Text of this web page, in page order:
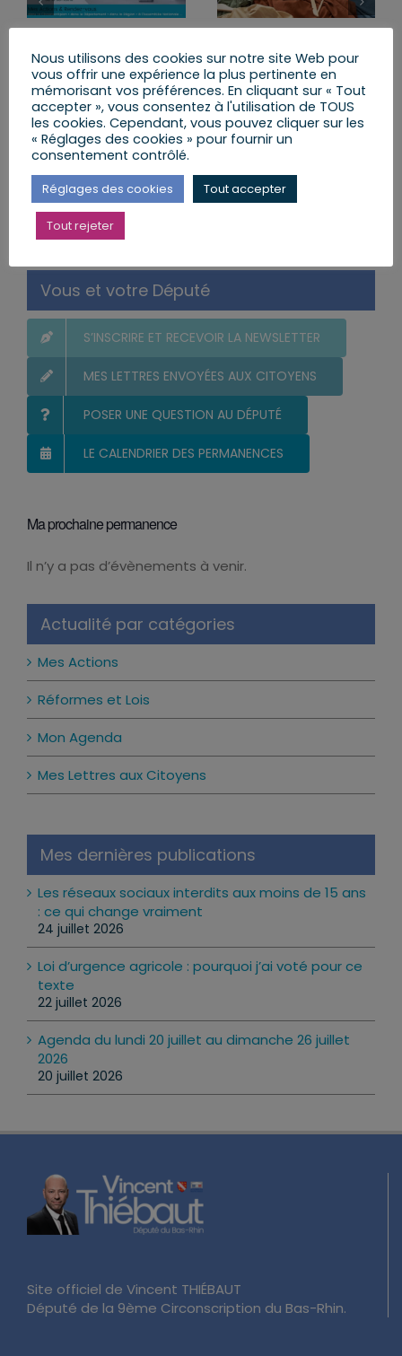
au dimanche 12 juillet
2026
lundi, 6 Juil 2026
fashion » : le texte
adopté à l’unanimité
lundi, 29 Juin 2026
Rechercher:
Vous et votre Député
S’INSCRIRE ET RECEVOIR LA NEWSLETTER
MES LETTRES ENVOYÉES AUX CITOYENS
POSER UNE QUESTION AU DÉPUTÉ
LE CALENDRIER DES PERMANENCES
Ma prochaine permanence
Notice
Il n’y a pas d’évènements à venir.
Actualité par catégories
Mes Actions
Réformes et Lois
Mon Agenda
Mes Lettres aux Citoyens
Mes dernières publications
Les réseaux sociaux interdits aux moins de 15 ans
: ce qui change vraiment
24 juillet 2026
Loi d’urgence agricole : pourquoi j’ai voté pour ce
texte
22 juillet 2026
Agenda du lundi 20 juillet au dimanche 26 juillet
2026
20 juillet 2026
Site officiel de Vincent THIÉBAUT
Député de la 9ème Circonscription du Bas-Rhin.
Nous utilisons des cookies sur notre site Web pour
vous offrir une expérience la plus pertinente en
mémorisant vos préférences. En cliquant sur « Tout
accepter », vous consentez à l'utilisation de TOUS
les cookies. Cependant, vous pouvez cliquer sur les
« Réglages des cookies » pour fournir un
consentement contrôlé.
Réglages des cookies Tout accepter
Tout rejeter